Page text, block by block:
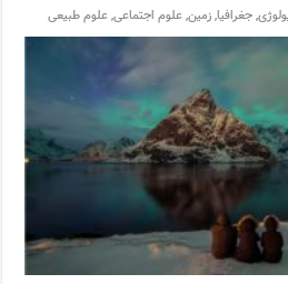
,جغرافیا,زمین,علوم اجتماعی,علوم طبیعی